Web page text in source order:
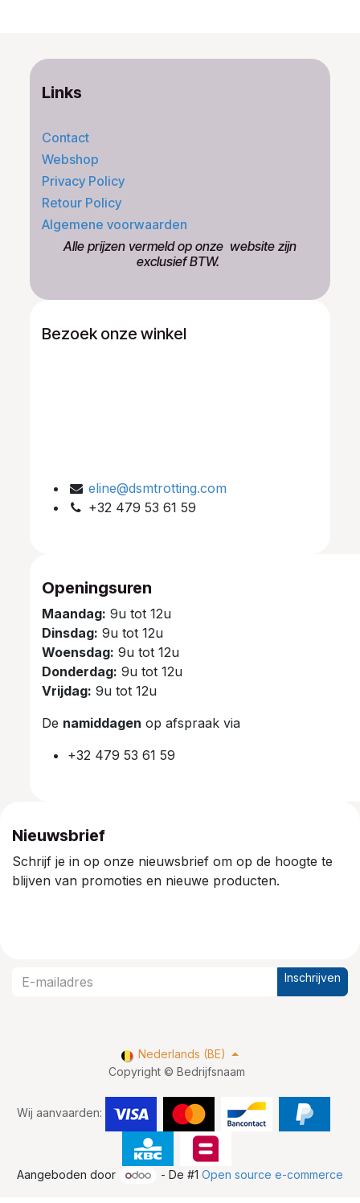
Links
Contact
Webshop
Privacy Policy
Retour Policy
Algemene voorwaarden
​Alle prijzen vermeld op onze ​website zijn
exclusief BTW.
Bezoek onze winkel
eline@dsmtrotting.com
+32 479 53 61 59
Openingsuren
Maandag: 9u tot 12u
Dinsdag: 9u tot 12u
Woensdag: 9u tot 12u
Donderdag: 9u tot 12u
Vrijdag: 9u tot 12u
De namiddagen op afspraak via
+32 479 53 61 59
Nieuwsbrief
Schrijf je in op onze nieuwsbrief om op de hoogte te
blijven van promoties en nieuwe producten.
Inschrijven
Copyright © Bedrijfsnaam
Wij aanvaarden:
Nederlands (BE)
Aangeboden door - De #1Open source e-commerce